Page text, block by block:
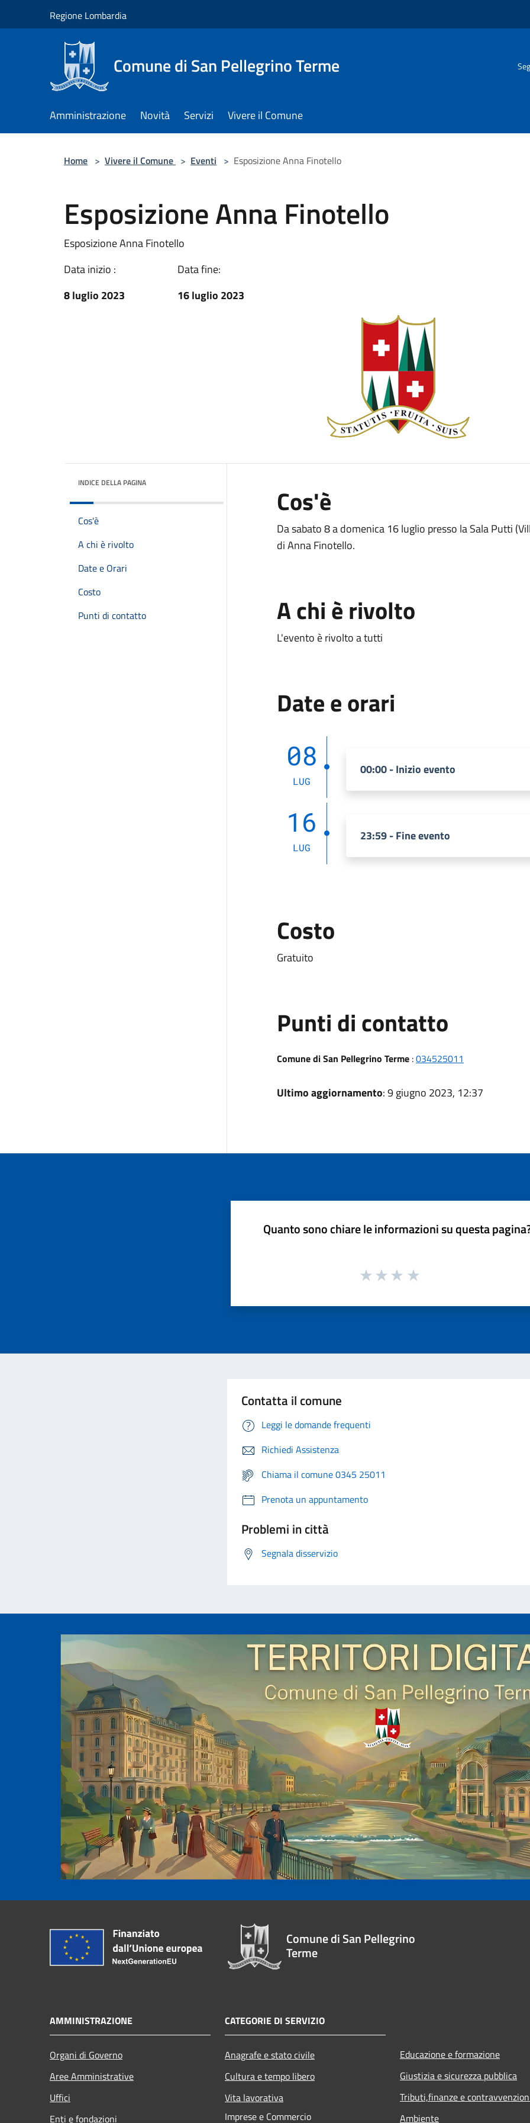
Regione Lombardia
Comune di San Pellegrino Terme
Amministrazione Novità Servizi Vivere il Comune
Home > Vivere il Comune > Eventi > Esposizione Anna Finotello
Esposizione Anna Finotello
Esposizione Anna Finotello
Data inizio :
8 luglio 2023
Data fine:
16 luglio 2023
INDICE DELLA PAGINA
Cos'è
A chi è rivolto
Date e Orari
Costo
Punti di contatto
Cos'è
Da sabato 8 a domenica 16 luglio presso la Sala Putti
di Anna Finotello.
A chi è rivolto
L'evento è rivolto a tutti
Date e orari
08
LUG
00:00 - Inizio evento
16
LUG
23:59 - Fine evento
Costo
Gratuito
Punti di contatto
Comune di San Pellegrino Terme:034525011
Ultimo aggiornamento: 9 giugno 2023, 12:37
Quanto sono chiare le informazioni su questa
Contatta il comune
Leggi le domande frequenti
Richiedi Assistenza
Chiama il comune 0345 25011
Prenota un appuntamento
Problemi in città
Segnala disservizio
Comune di San Pellegrino
Terme
AMMINISTRAZIONE
Organi di Governo
Aree Amministrative
Uffici
Enti e fondazioni
CATEGORIE DI SERVIZIO
Anagrafe e stato civile
Cultura e tempo libero
Vita lavorativa
Imprese e Commercio
Educazione e formazione
Giustizia e sicurezza pubblica
Tributi,finanze e
Ambiente